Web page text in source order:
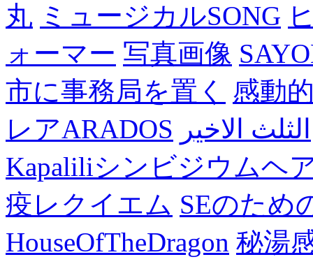
丸 ミュージカルSONG
ォーマー 写真画像
市に事務局を置く
感動
レアARADOS الثلث الاخير
Kapaliliシンビジウムヘ
疫レクイエム SEのため
HouseOfTheDragon 秘湯